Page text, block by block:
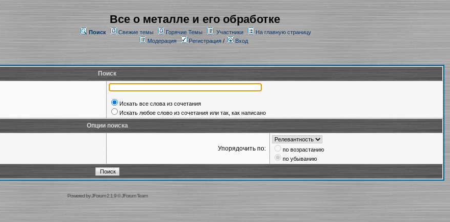
Все о металле и его обработке
Поиск Свежие темы Горячие Темы Участники
На главную страницу
Модерация
Регистрация/ Вход
Поиск
Искать все слова из сочетания
Искать любое слово из сочетания или так, как написано
Опции поиска
Упорядочить по:
по возрастанию
по убыванию
Powered byJForum 2.1.9©JForum Team